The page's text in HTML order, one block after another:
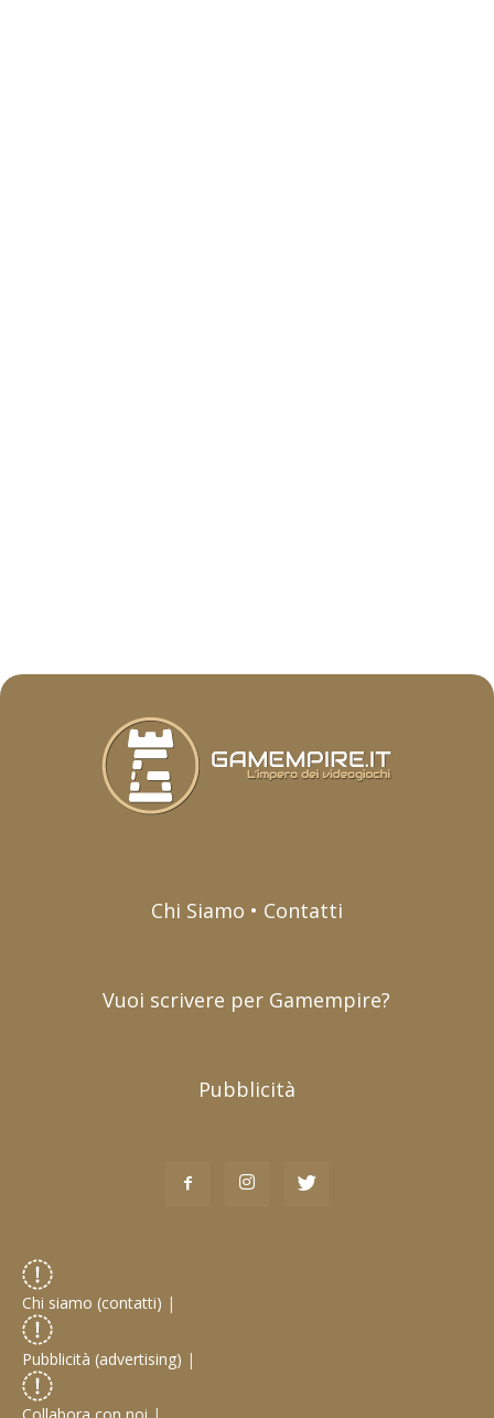
Chi Siamo • Contatti
Vuoi scrivere per Gamempire?
Pubblicità
Chi siamo (contatti) |
Pubblicità (advertising) |